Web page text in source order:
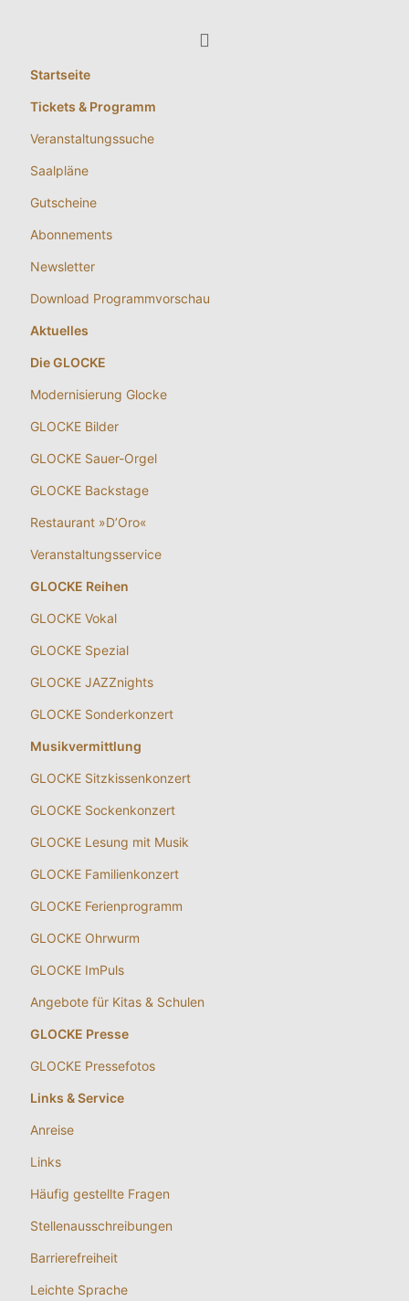
Startseite
Tickets & Programm
Veranstaltungssuche
Saalpläne
Gutscheine
Abonnements
Newsletter
Download Programmvorschau
Aktuelles
Die GLOCKE
Modernisierung Glocke
GLOCKE Bilder
GLOCKE Sauer-Orgel
GLOCKE Backstage
Restaurant »D’Oro«
Veranstaltungsservice
GLOCKE Reihen
GLOCKE Vokal
GLOCKE Spezial
GLOCKE JAZZnights
GLOCKE Sonderkonzert
Musikvermittlung
GLOCKE Sitzkissenkonzert
GLOCKE Sockenkonzert
GLOCKE Lesung mit Musik
GLOCKE Familienkonzert
GLOCKE Ferienprogramm
GLOCKE Ohrwurm
GLOCKE ImPuls
Angebote für Kitas & Schulen
GLOCKE Presse
GLOCKE Pressefotos
Links & Service
Anreise
Links
Häufig gestellte Fragen
Stellenausschreibungen
Barrierefreiheit
Leichte Sprache